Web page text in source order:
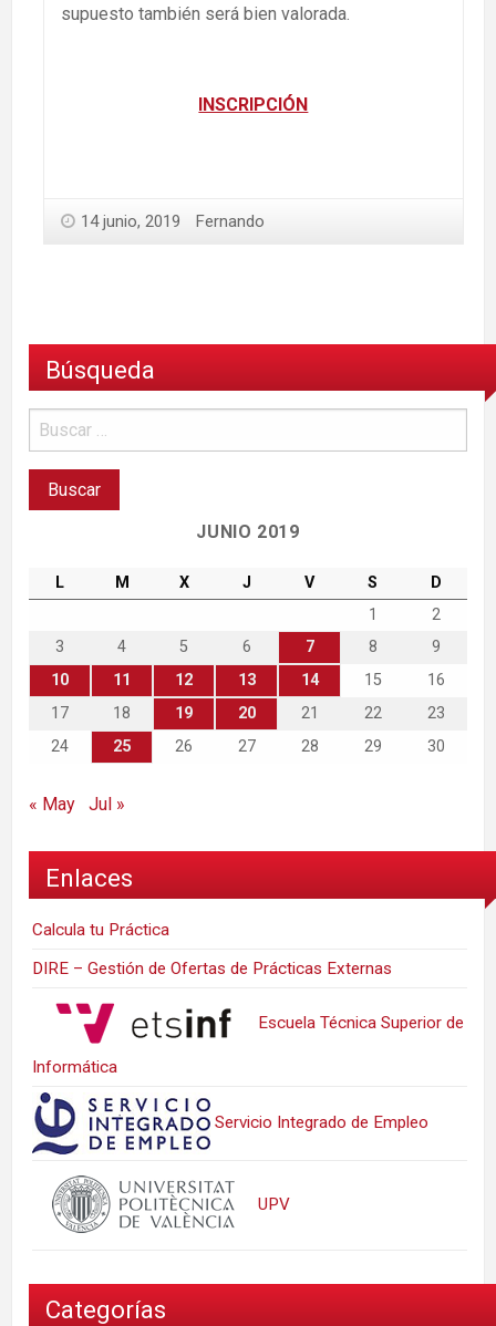
supuesto también será bien valorada.
INSCRIPCIÓN
14 junio, 2019 Fernando
Búsqueda
JUNIO 2019
L M X J V S
D
1
2
3
4 5 6 7 8
9
10
11 12 13 14 15
16
17
18 19 20 21 22
23
24
25 26 27 28 29 30
« May Jul »
Enlaces
Calcula tu Práctica
DIRE – Gestión de Ofertas de Prácticas Externas
Escuela Técnica Superior de
Informática
Servicio Integrado de Empleo
UPV
Categorías